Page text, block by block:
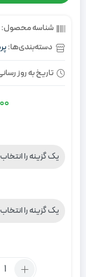
شناسه محصول:
دسته‌بندی‌ها:
تاریخ به روز